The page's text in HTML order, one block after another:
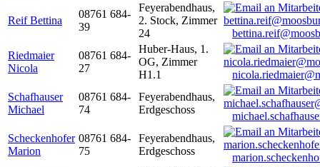
Reif Bettina
08761 684-
39
Feyerabendhaus,
2. Stock, Zimmer
24
Riedmaier
Nicola
08761 684-
27
Huber-Haus, 1.
OG, Zimmer
H1.1
Schafhauser
Michael
08761 684-
74
Feyerabendhaus,
Erdgeschoss
Scheckenhofer
Marion
08761 684-
75
Feyerabendhaus,
Erdgeschoss